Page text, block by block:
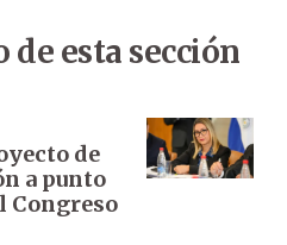
esta sección
de
a punto
Congreso